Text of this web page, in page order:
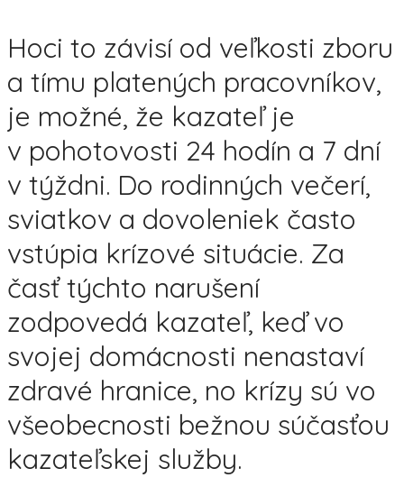
Hoci to závisí od veľkosti zboru
a tímu platených pracovníkov,
je možné, že kazateľ je
v pohotovosti 24 hodín a 7 dní
v týždni. Do rodinných večerí,
sviatkov a dovoleniek často
vstúpia krízové situácie. Za
časť týchto narušení
zodpovedá kazateľ, keď vo
svojej domácnosti nenastaví
zdravé hranice, no krízy sú vo
všeobecnosti bežnou súčasťou
kazateľskej služby.